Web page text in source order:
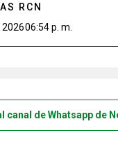
RCN
202606:54 p. m.
canal de Whatsapp de